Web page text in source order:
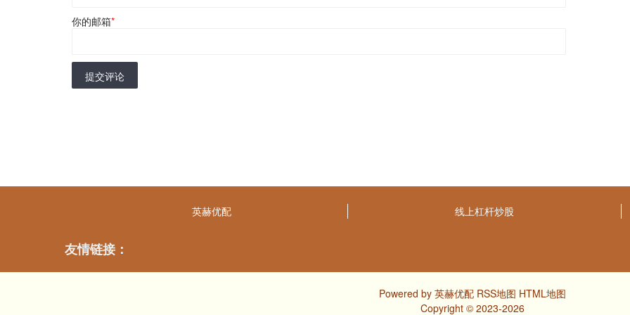
你的邮箱*
提交评论
英赫优配 线上杠杆炒股
友情链接：
Powered by 英赫优配 RSS地图 HTML地图
Copyright © 2023-2026